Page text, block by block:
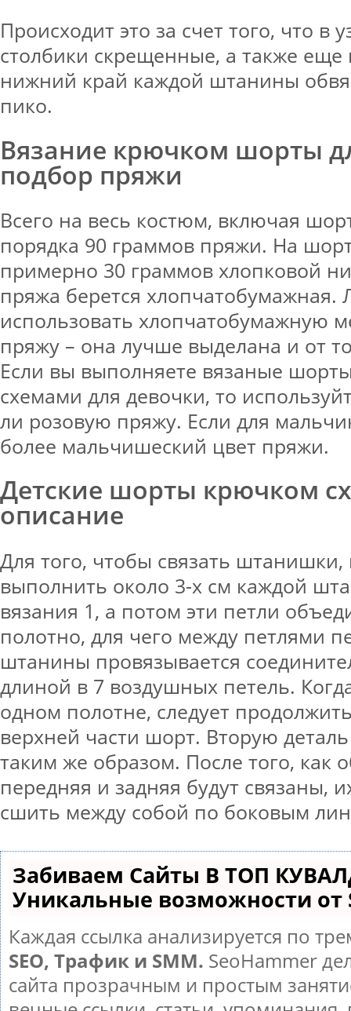
Происходит это за счет того, что в
столбики скрещенные, а также еще
нижний край каждой штанины
пико.
Вязание крючком шорты
подбор пряжи
Всего на весь костюм, включая
порядка 90 граммов пряжи. На
примерно 30 граммов хлопковой
пряжа берется хлопчатобумажная.
использовать хлопчатобумажную
пряжу – она лучше выделана и от
Если вы выполняете вязаные
схемами для девочки, то
ли розовую пряжу. Если для
более мальчишеский цвет пряжи.
Детские шорты крючком
описание
Для того, чтобы связать штанишки,
выполнить около 3-х см каждой
вязания 1, а потом эти петли
полотно, для чего между петлями
штанины провязывается
длиной в 7 воздушных петель.
одном полотне, следует
верхней части шорт. Вторую
таким же образом. После того, как
передняя и задняя будут связаны,
сшить между собой по боковым
Забиваем Сайты В ТОП
Уникальные возможности от
Каждая ссылка анализируется по
SEO, Трафик и SMM. SeoHammer
сайта прозрачным и простым